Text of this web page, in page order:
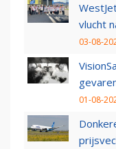
vlucht
03-08-
01-08-